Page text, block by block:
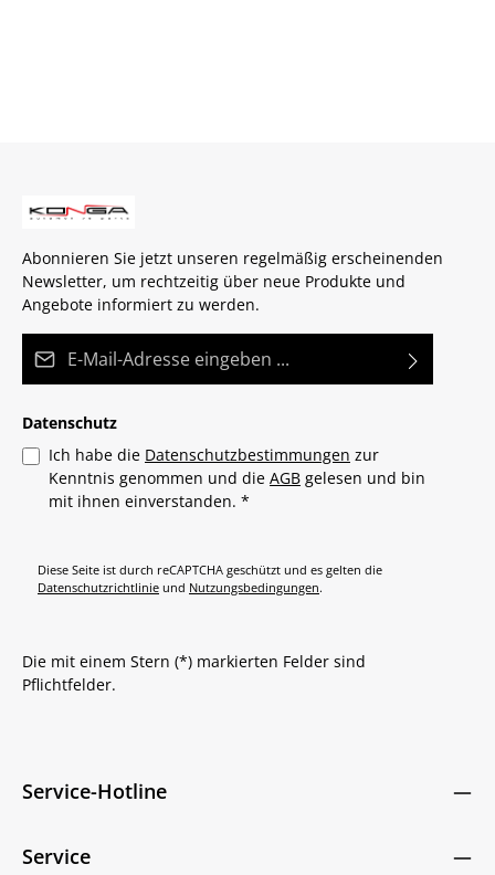
Abonnieren Sie jetzt unseren regelmäßig erscheinenden
Newsletter, um rechtzeitig über neue Produkte und
Angebote informiert zu werden.
Datenschutz
Ich habe die Datenschutzbestimmungen zur
Kenntnis genommen und die AGB gelesen und bin
mit ihnen einverstanden. *
Diese Seite ist durch reCAPTCHA geschützt und es gelten die
Datenschutzrichtlinie und Nutzungsbedingungen.
Die mit einem Stern (*) markierten Felder sind
Pflichtfelder.
Service-Hotline
Service